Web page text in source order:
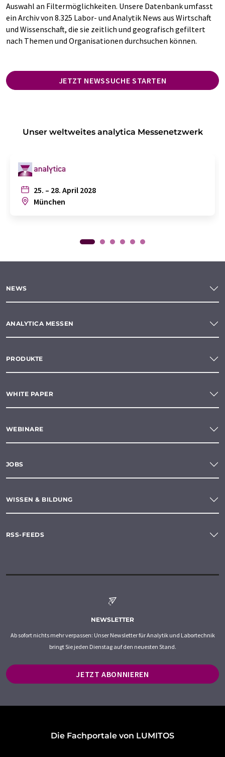
Auswahl an Filtermöglichkeiten. Unsere Datenbank umfasst
ein Archiv von 8.325 Labor- und Analytik News aus Wirtschaft
und Wissenschaft, die sie zeitlich und geografisch gefiltert
nach Themen und Organisationen durchsuchen können.
JETZT NEWSSUCHE STARTEN
Unser weltweites analytica Messenetzwerk
25. – 28. April 2028
München
NEWS
ANALYTICA MESSEN
PRODUKTE
WHITE PAPER
WEBINARE
JOBS
WISSEN & BILDUNG
RSS-FEEDS
NEWSLETTER
Ab sofort nichts mehr verpassen: Unser Newsletter für Analytik und Labortechnik
bringt Sie jeden Dienstag auf den neuesten Stand.
JETZT ABONNIEREN
Die Fachportale von LUMITOS